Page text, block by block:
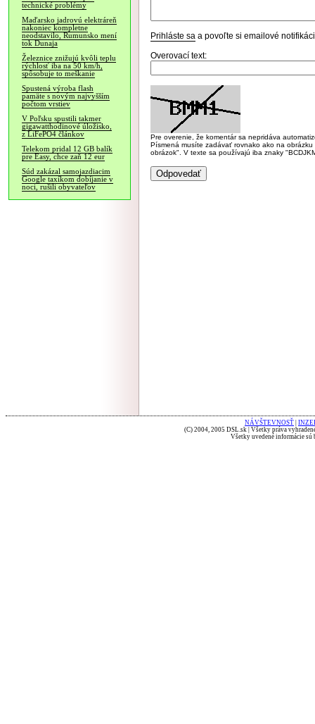
technické problémy
Maďarsko jadrovú elektráreň
nakoniec kompletne
neodstavilo, Rumunsko mení
tok Dunaja
Železnice znižujú kvôli teplu
rýchlosť iba na 50 km/h,
spôsobuje to meškanie
Spustená výroba flash
pamäte s novým najvyšším
počtom vrstiev
V Poľsku spustili takmer
gigawatthodinové úložisko,
z LiFePO4 článkov
Telekom pridal 12 GB balík
pre Easy, chce zaň 12 eur
Súd zakázal samojazdiacim
Google taxíkom dobíjanie v
noci, rušili obyvateľov
Prihláste sa a povoľte si emailové
Overovací text:
Pre overenie, že komentár sa nepridáva
Písmená musíte zadávať rovnako ako na
obrázok". V texte sa používajú iba znaky
NÁVŠTEVNOSŤ
(C) 2004, 2005 DSL.sk | Všetky práva
Všetky uvedené informácie sú